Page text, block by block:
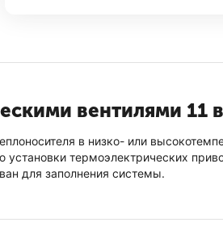
вентилями 11
в низко- или
термоэлектрических
для заполнения системы.